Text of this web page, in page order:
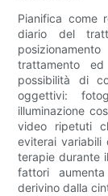
Pianifica come
diario del
trattamento
possibilità di
oggettivi:
illuminazione
video ripetuti
eviterai variabili
terapie durante
fattori
derivino dalla